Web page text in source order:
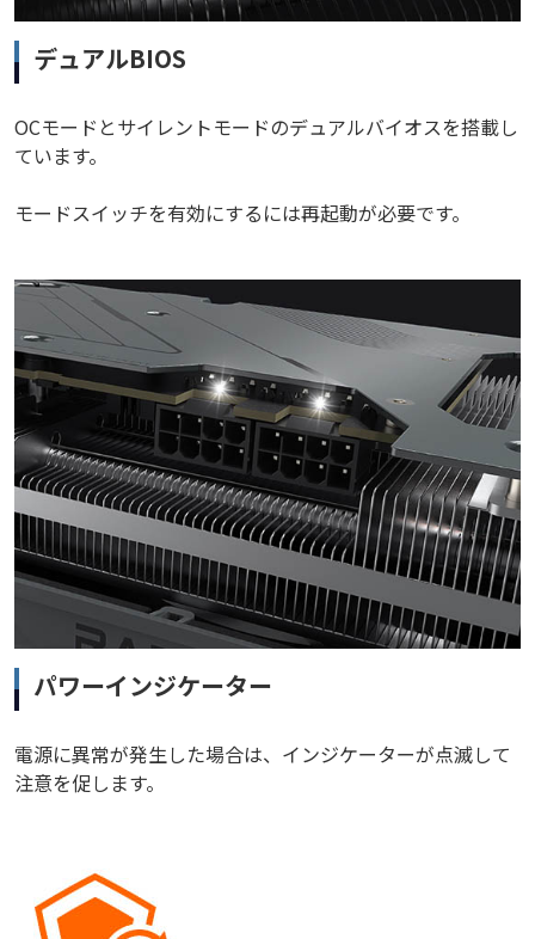
デュアルBIOS
OCモードとサイレントモードのデュアルバイオスを搭載し
ています。
モードスイッチを有効にするには再起動が必要です。
パワーインジケーター
電源に異常が発生した場合は、インジケーターが点滅して
注意を促します。